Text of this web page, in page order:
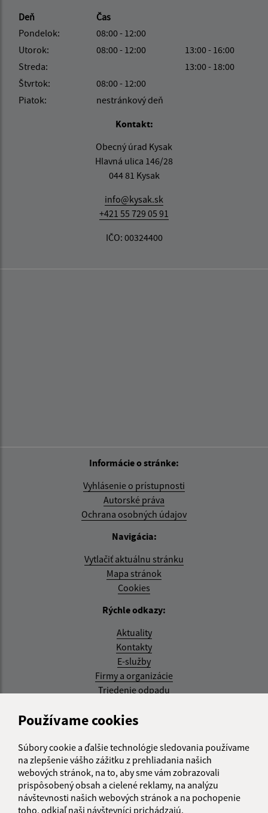
Používame cookies
Súbory cookie a ďalšie technológie sledovania používame
na zlepšenie vášho zážitku z prehliadania našich
webových stránok, na to, aby sme vám zobrazovali
prispôsobený obsah a cielené reklamy, na analýzu
návštevnosti našich webových stránok a na pochopenie
toho, odkiaľ naši návštevníci prichádzajú.
Deň
Čas
Pondelok:
08:00 - 12:00
Utorok:
08:00 - 12:00
13:00 - 16:00
Streda:
13:00 - 18:00
Štvrtok:
08:00 - 12:00
Piatok:
nestránkový deň
Kontakt:
Obecný úrad Kysak
Hlavná ulica 146/28
044 81 Kysak
info@kysak.sk
+421 55 729 05 91
IČO: 00324400
Informácie o stránke:
Vyhlásenie o prístupnosti
Autorské práva
Ochrana osobných údajov
Navigácia:
Vytlačiť aktuálnu stránku
Mapa stránok
Cookies
Rýchle odkazy:
Aktuality
Kontakty
E-služby
Firmy a organizácie
Triedenie odpadu
Aktualizované:
RSS
Správca obsahu:
Správca obsahu je Obec Kysak.